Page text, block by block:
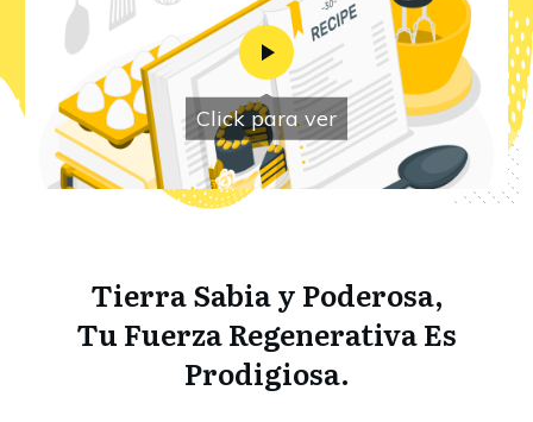
Click para ver
Tierra Sabiay Poderosa,
Tu Fuerza Regenerativa Es
Prodigiosa.